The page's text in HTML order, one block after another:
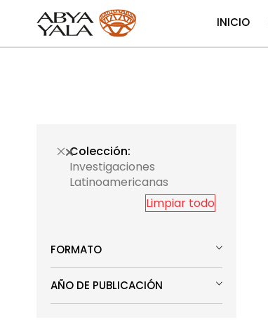
INICIO
Colección
Investigaciones
Latinoamericanas
Limpiar todo
FORMATO
AÑO DE PUBLICACIÓN